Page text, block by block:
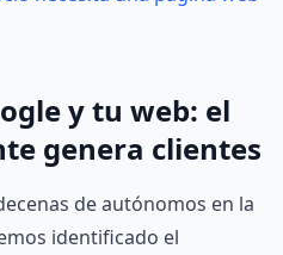
y tu web: el
genera clientes
de autónomos en la
identificado el